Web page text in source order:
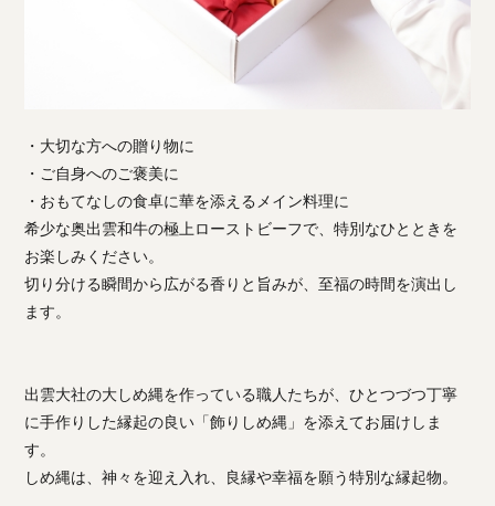
・大切な方への贈り物に
・ご自身へのご褒美に
・おもてなしの食卓に華を添えるメイン料理に
希少な奥出雲和牛の極上ローストビーフで、特別なひとときを
お楽しみください。
切り分ける瞬間から広がる香りと旨みが、至福の時間を演出し
ます。
出雲大社の大しめ縄を作っている職人たちが、ひとつづつ丁寧
に手作りした縁起の良い「飾りしめ縄」を添えてお届けしま
す。
しめ縄は、神々を迎え入れ、良縁や幸福を願う特別な縁起物。